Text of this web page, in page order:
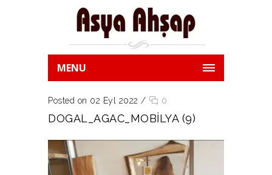
MENU
Posted on 02 Eyl 2022 / 0
DOGAL_AGAC_MOBILYA (9)